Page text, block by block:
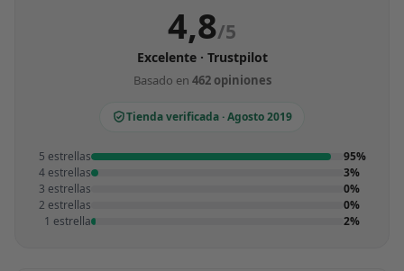
4,8/5
Excelente · Trustpilot
Basado en 462 opiniones
Tienda verificada · Agosto 2019
5 estrellas
95%
4 estrellas
3%
3 estrellas
0%
2 estrellas
0%
1 estrella
2%